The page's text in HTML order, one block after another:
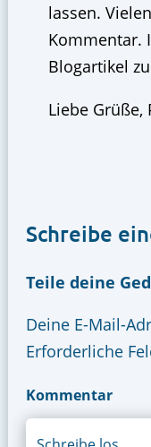
lassen.
Kommentar.
Blogartikel
Liebe Grüße,
Deine E-Mail-
Erforderliche
Kommentar